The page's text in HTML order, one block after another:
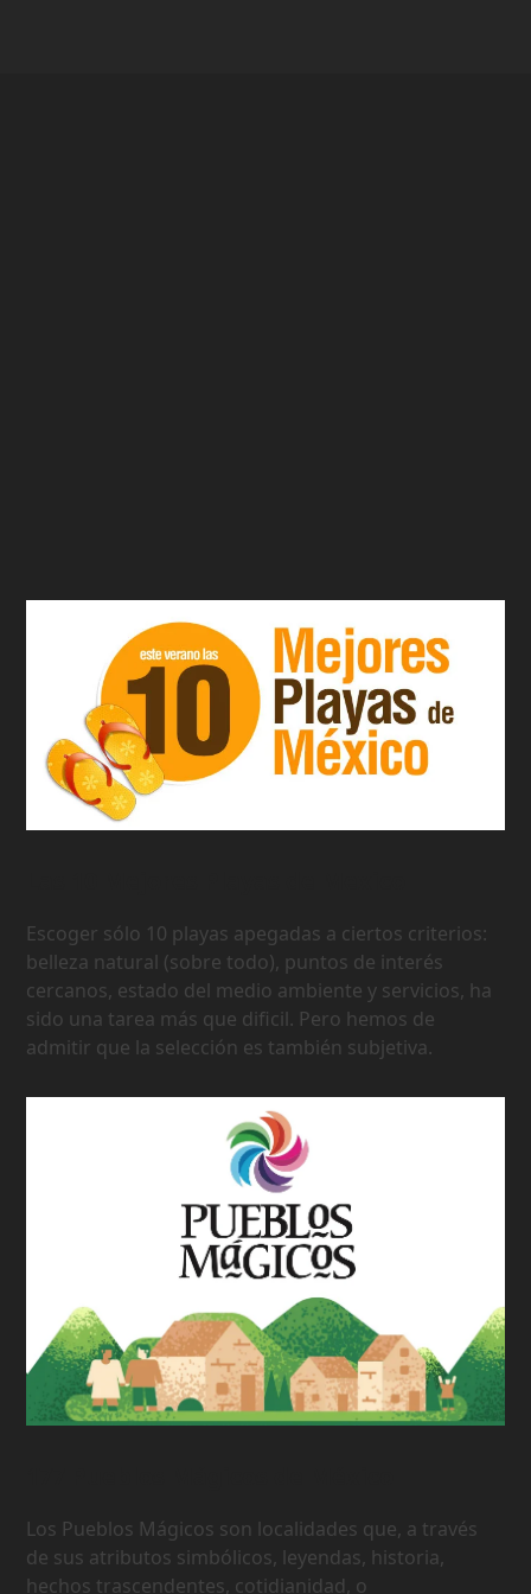
Escoger sólo 10 playas apegadas a ciertos criterios:
belleza natural (sobre todo), puntos de interés
cercanos, estado del medio ambiente y servicios, ha
sido una tarea más que dificil. Pero hemos de
admitir que la selección es también subjetiva.
Los Pueblos Mágicos son localidades que, a través
de sus atributos simbólicos, leyendas, historia,
hechos trascendentes, cotidianidad, o